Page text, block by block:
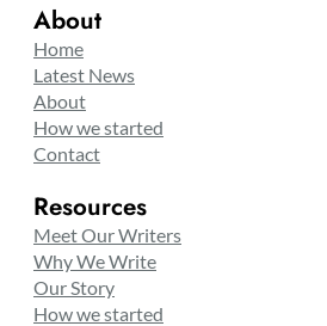
About
Home
Latest News
About
How we started
Contact
Resources
Meet Our Writers
Why We Write
Our Story
How we started